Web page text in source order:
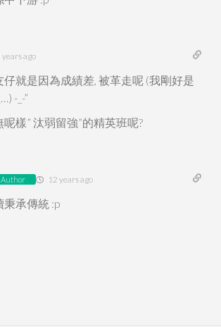
years ago
就是因為成績差, 被革走呢 (我剛好是
-_-”
樣” 汰弱留強”的精英班呢?
Author 12 years ago
承傳統 :p